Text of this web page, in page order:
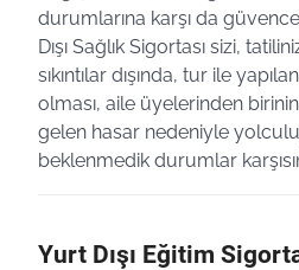
durumlarına karşı da
Dışı Sağlık Sigortası sizi,
sıkıntılar dışında, tur ile
olması, aile üyelerinden
gelen hasar nedeniyle
beklenmedik durumlar
Yurt Dışı Eğitim